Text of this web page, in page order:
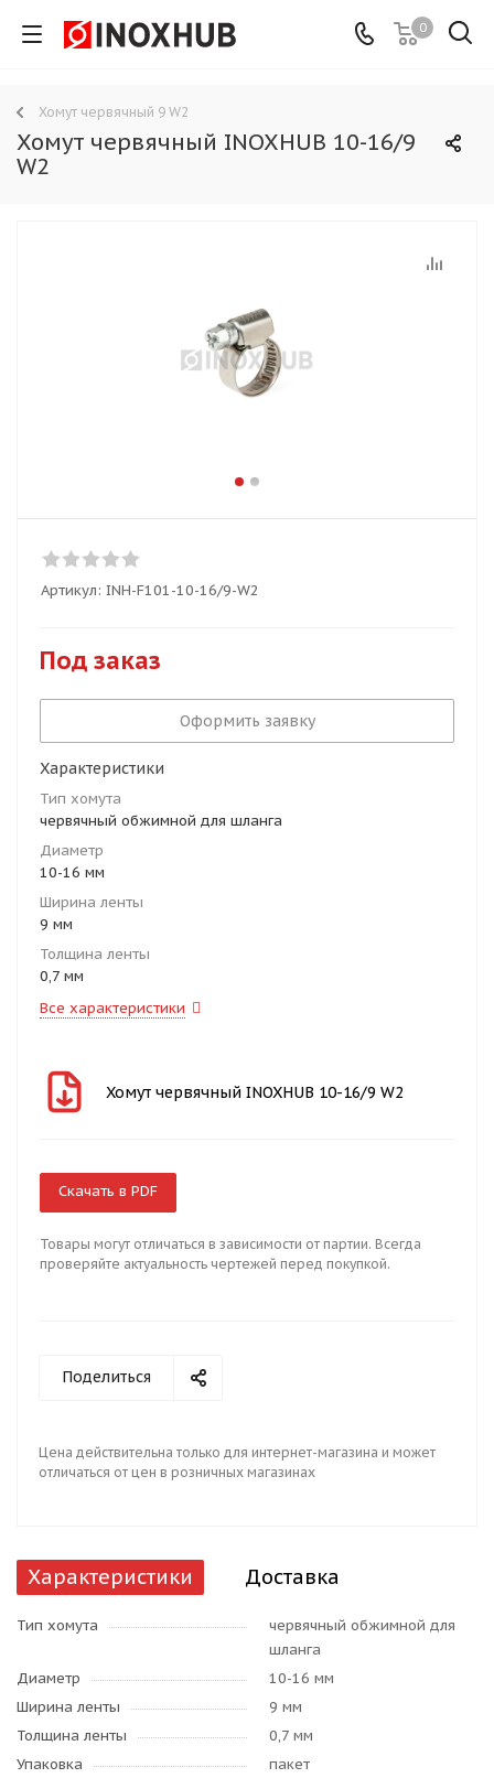
0
Хомут червячный 9 W2
Хомут червячный INOXHUB 10-16/9
W2
Артикул: INH-F101-10-16/9-W2
Под заказ
Оформить заявку
Характеристики
Тип хомута
червячный обжимной для шланга
Диаметр
10-16 мм
Ширина ленты
9 мм
Толщина ленты
0,7 мм
Все характеристики
Хомут червячный INOXHUB 10-16/9 W2
Скачать в PDF
Товары могут отличаться в зависимости от партии. Всегда
проверяйте актуальность чертежей перед покупкой.
Поделиться
Цена действительна только для интернет-магазина и может
отличаться от цен в розничных магазинах
Характеристики Доставка
Тип хомута
червячный обжимной для
шланга
Диаметр
10-16 мм
Ширина ленты
9 мм
Толщина ленты
0,7 мм
Упаковка
пакет